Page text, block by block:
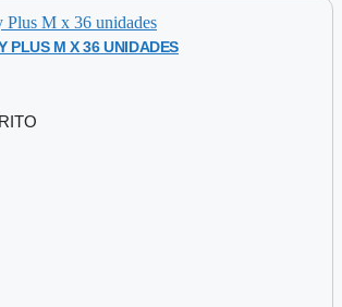
PLUS M X 36 UNIDADES